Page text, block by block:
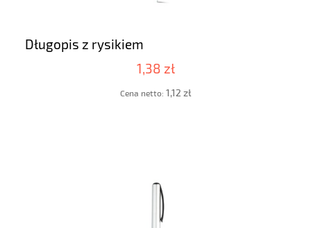
Długopis z rysikiem
1,38 zł
Cena netto: 1,12 zł